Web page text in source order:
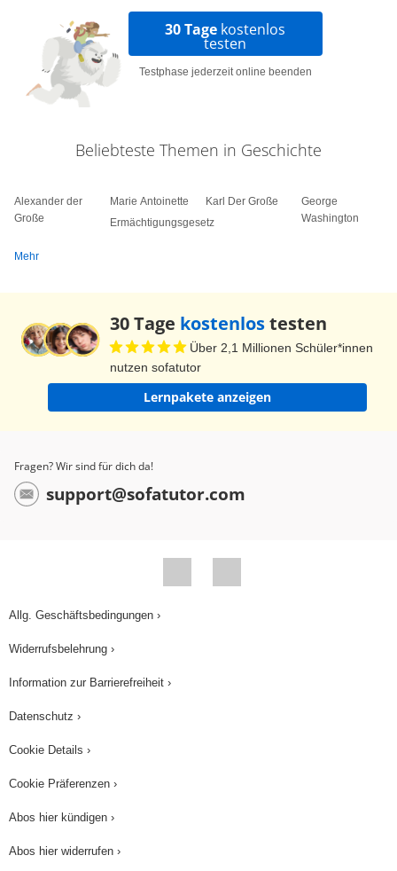
30 Tage kostenlos
testen
Testphase jederzeit online beenden
Beliebteste Themen in Geschichte
Alexander der
Große
Marie Antoinette
Ermächtigungsgesetz
Karl Der Große
George
Washington
Mehr
30 Tage kostenlostesten
Über 2,1 Millionen Schüler*innen
nutzen sofatutor
Lernpakete anzeigen
Fragen? Wir sind für dich da!
support@sofatutor.com
Allg. Geschäftsbedingungen ›
Widerrufsbelehrung ›
Information zur Barrierefreiheit ›
Datenschutz ›
Cookie Details ›
Cookie Präferenzen ›
Abos hier kündigen ›
Abos hier widerrufen ›